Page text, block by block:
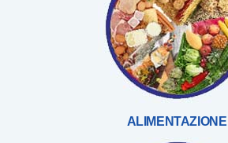
ALIMENTAZIONE